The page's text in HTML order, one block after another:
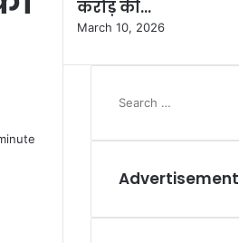
करोड़ की…
March 10, 2026
Search
Advertisement